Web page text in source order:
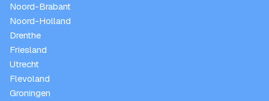
Noord-Brabant
Noord-Holland
Drenthe
Friesland
Utrecht
Flevoland
Groningen